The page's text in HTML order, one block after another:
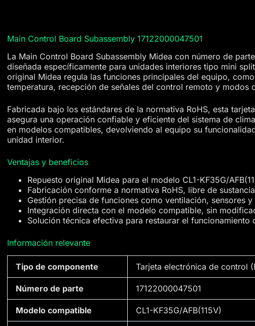
Main Control Board Subassembly 17122000047501
La Main Control Board Subassembly Midea con número de
diseñada específicamente para unidades interiores tipo mini
original Midea regula las funciones principales del equipo,
temperatura, recepción de señales del control remoto y modos
Fabricada bajo los estándares de la normativa RoHS, esta
asegura una operación confiable y eficiente del sistema de
en modelos compatibles, devolviendo al equipo su
unidad interior.
Ventajas y beneficios
Repuesto original Midea para el modelo CL1-KF35G/
Fabricación conforme a normativa RoHS, libre de
Gestión precisa de funciones como ventilación, sensores
Integración directa con el modelo compatible, sin
Solución técnica efectiva para restaurar el funcionamiento
Información relevante
Tipo de componente Tarjeta electrónica de control
Número de parte 17122000047501
Modelo compatible CL1-KF35G/AFB(115V)